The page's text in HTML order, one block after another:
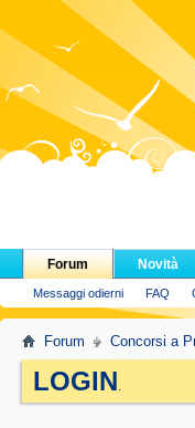
Forum
Messaggi odierni FAQ
Novità
Forum Concorsi a
LOGIN.